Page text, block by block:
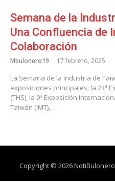
Semana de la
Una Confluencia de
Colaboración
Mbulonero19 17 febrero, 2025
La Semana de la Industria de
exposiciones principales: la 23ª
(THS), la 9ª Exposición
Taiwán (iMT),…
Copyright © 2026 NotiBulonero